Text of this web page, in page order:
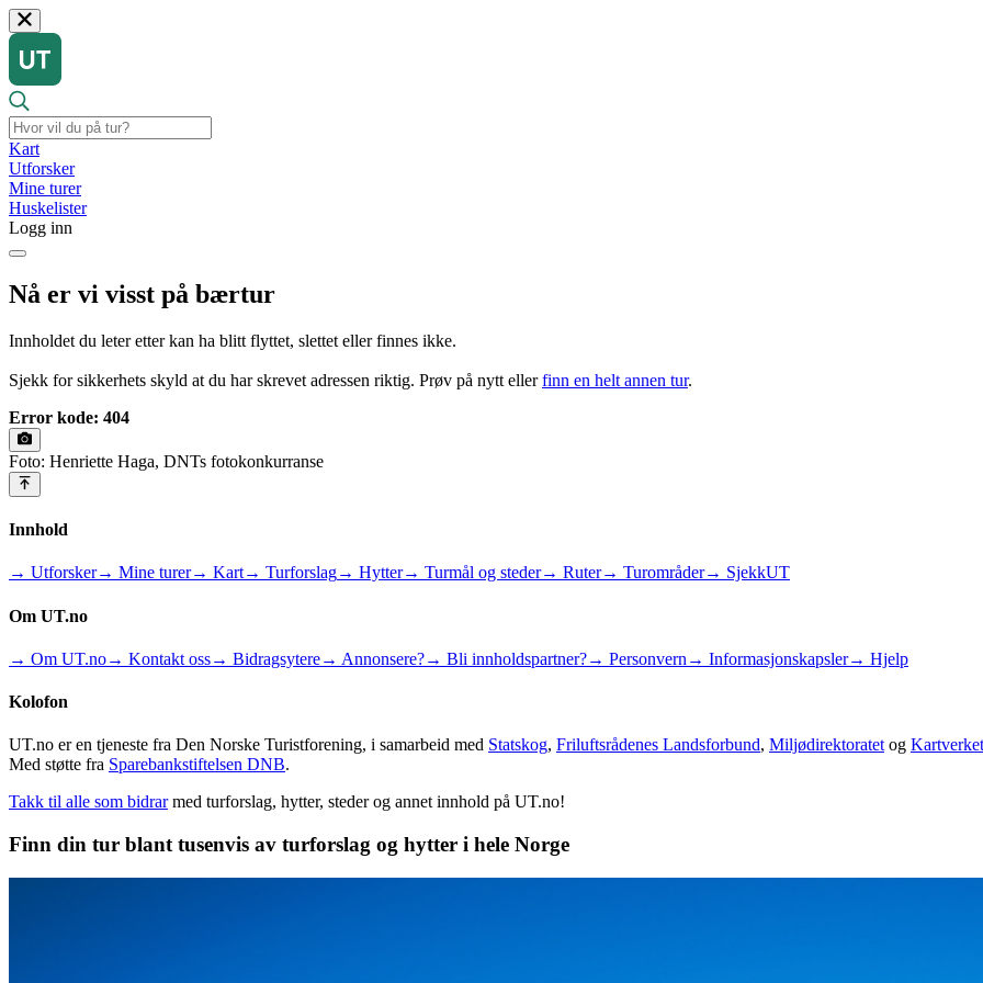
Kart
Utforsker
Mine turer
Huskelister
Logg inn
Nå er vi visst på bærtur
Innholdet du leter etter kan ha blitt flyttet, slettet eller finnes ikke.
Sjekk for sikkerhets skyld at du har skrevet adressen riktig. Prøv på nytt eller finn en helt annen tur.
Error kode: 404
Foto: Henriette Haga, DNTs fotokonkurranse
Innhold
→ Utforsker→ Mine turer→ Kart→ Turforslag→ Hytter→ Turmål og steder→ Ruter→ Turområder→ SjekkUT
Om UT.no
→ Om UT.no→ Kontakt oss→ Bidragsytere→ Annonsere?→ Bli innholdspartner?→ Personvern → Informasjonskapsler→ Hjelp
Kolofon
UT.no er en tjeneste fra Den Norske Turistforening, i samarbeid med Statskog, Friluftsrådenes Landsforbund, Miljødirektoratet og Kartverket
Med støtte fra Sparebankstiftelsen DNB.
Takk til alle som bidrar med turforslag, hytter, steder og annet innhold på UT.no!
Finn din tur blant tusenvis av turforslag og hytter i hele Norge